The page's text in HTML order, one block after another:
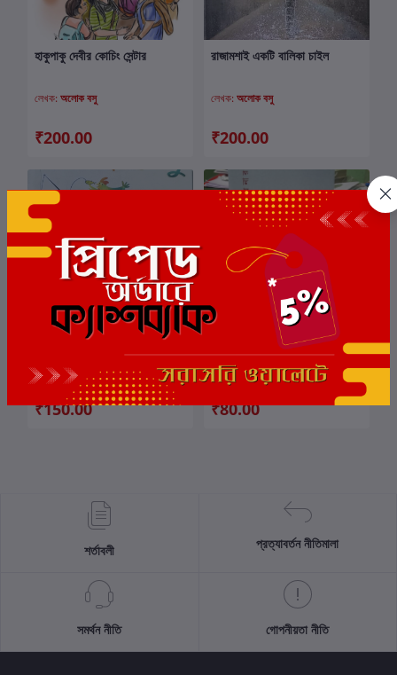
কার্টে যোগ করুন
হাকুপাকু দেবীর কোচিং সেন্টার
লেখক: অলোক বসু
₹200.00
কার্টে যোগ করুন
রাজামশাই একটি বালিকা চাইল
লেখক: অলোক বসু
₹200.00
কার্টে যোগ করুন
Kichchomu
লেখক: অলোক বসু
₹150.00
কার্টে যোগ করুন
যাদু আয়নার আলো
লেখক:অলোক বসু
₹80.00
শর্তাবলী প্রত্যাবর্তন নীতিমালা
সমর্থন নীতি গোপনীয়তা নীতি